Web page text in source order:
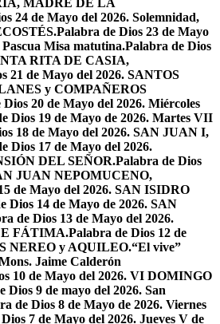
MADRE DE LA
24 de Mayo del 2026. Solemnidad,
Palabra de Dios 23 de Mayo
Misa matutina.Palabra de Dios
RITA DE CASIA,
21 de Mayo del 2026. SANTOS
y COMPAÑEROS
20 de Mayo del 2026. Miércoles
Dios 19 de Mayo de 2026. Martes VII
18 de Mayo del 2026. SAN JUAN I,
Dios 17 de Mayo del 2026.
DEL SEÑOR.Palabra de Dios
JUAN NEPOMUCENO,
de Mayo del 2026. SAN ISIDRO
Dios 14 de Mayo de 2026. SAN
de Dios 13 de Mayo del 2026.
FÁTIMA.Palabra de Dios 12 de
NEREO y AQUILEO.“El vive”
Jaime Calderón
10 de Mayo del 2026. VI DOMINGO
Dios 9 de mayo del 2026. San
de Dios 8 de Mayo de 2026. Viernes
7 de Mayo del 2026. Jueves V de